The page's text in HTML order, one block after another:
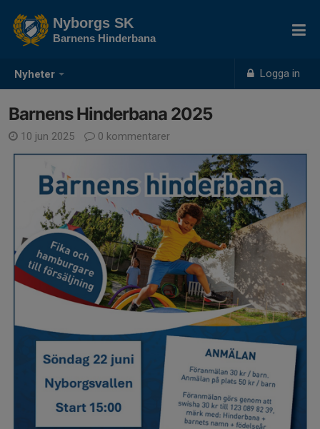
Nyheter Logga in
Nyborgs SK
Barnens Hinderbana
Barnens Hinderbana 2025
10 jun 2025 0 kommentarer